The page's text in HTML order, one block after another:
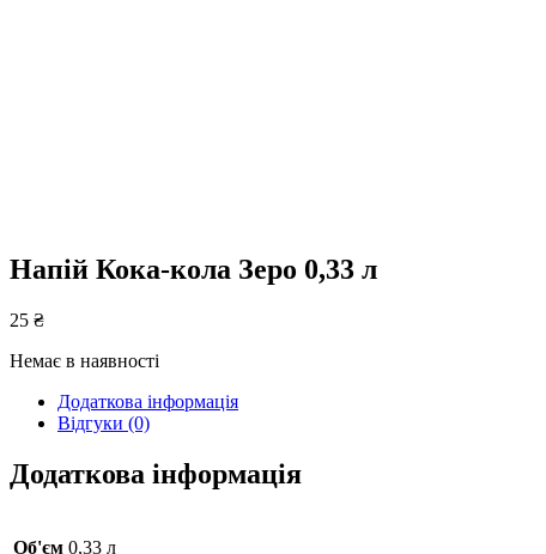
Напій Кока-кола Зеро 0,33 л
25 ₴
Немає в наявності
Додаткова інформація
Відгуки (0)
Додаткова інформація
Об'єм 0,33 л